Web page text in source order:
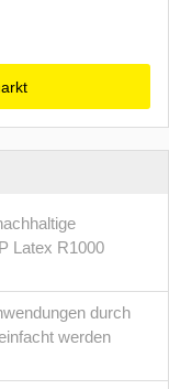
Latex R1000
durch
werden